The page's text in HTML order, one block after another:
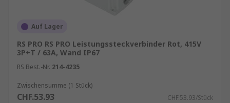
Auf Lager
RS PRO RS PRO Leistungssteckverbinder Rot, 415V
3P+T / 63A, Wand IP67
RS Best.-Nr. 214-4235
Zwischensumme (1 Stück)
CHF.53.93 CHF.53.93/Stück